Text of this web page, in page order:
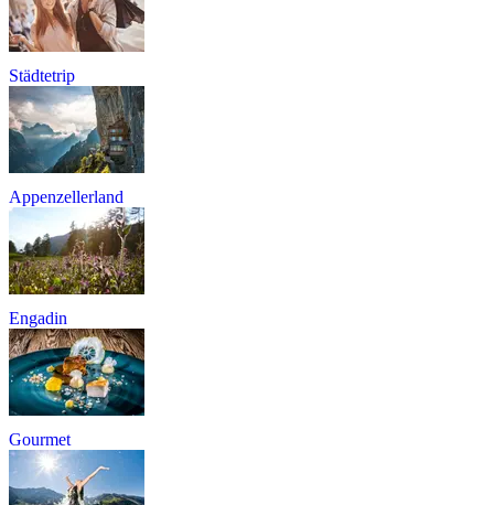
Städtetrip
Appenzellerland
Engadin
Gourmet